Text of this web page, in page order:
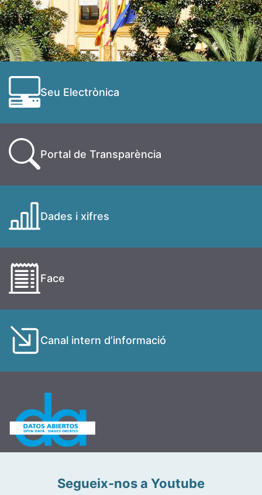
Seu Electrònica
Portal de Transparència
Dades i xifres
Face
Canal intern d’informació
Segueix-nos a Youtube